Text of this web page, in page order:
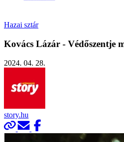
Hazai sztár
Kovács Lázár - Védőszentje
2024. 04. 28.
story.hu